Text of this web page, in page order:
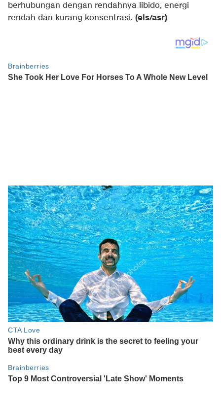
berhubungan dengan rendahnya libido, energi
rendah dan kurang konsentrasi. (els/asr)